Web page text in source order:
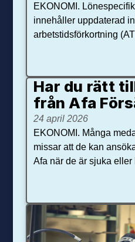
EKONOMI.
innehåller uppdaterad
arbetstidsförkortning
Har du rätt
från Afa
24 april 2026
EKONOMI. Många
missar att de kan
Afa när de är sjuka eller